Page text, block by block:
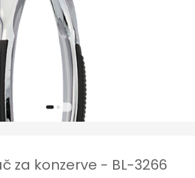
za konzerve - BL-3266